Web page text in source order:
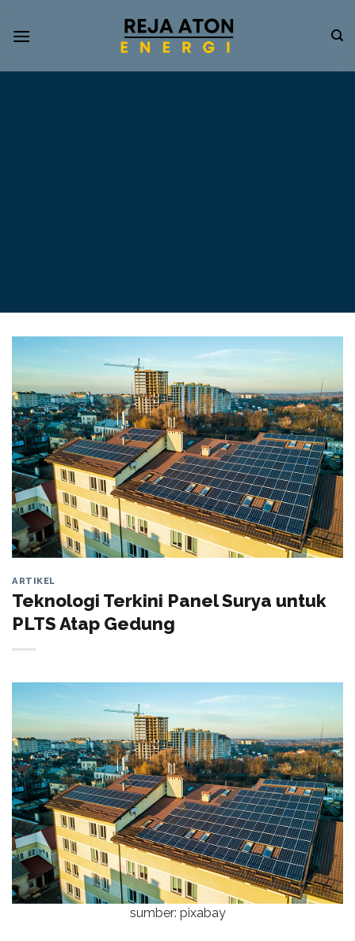
Informasi
ARTIKEL
Teknologi Terkini Panel Surya untuk
PLTS Atap Gedung
sumber: pixabay